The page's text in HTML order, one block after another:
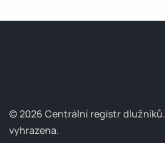
© 2026 Centrální registr dlužníků.
vyhrazena.